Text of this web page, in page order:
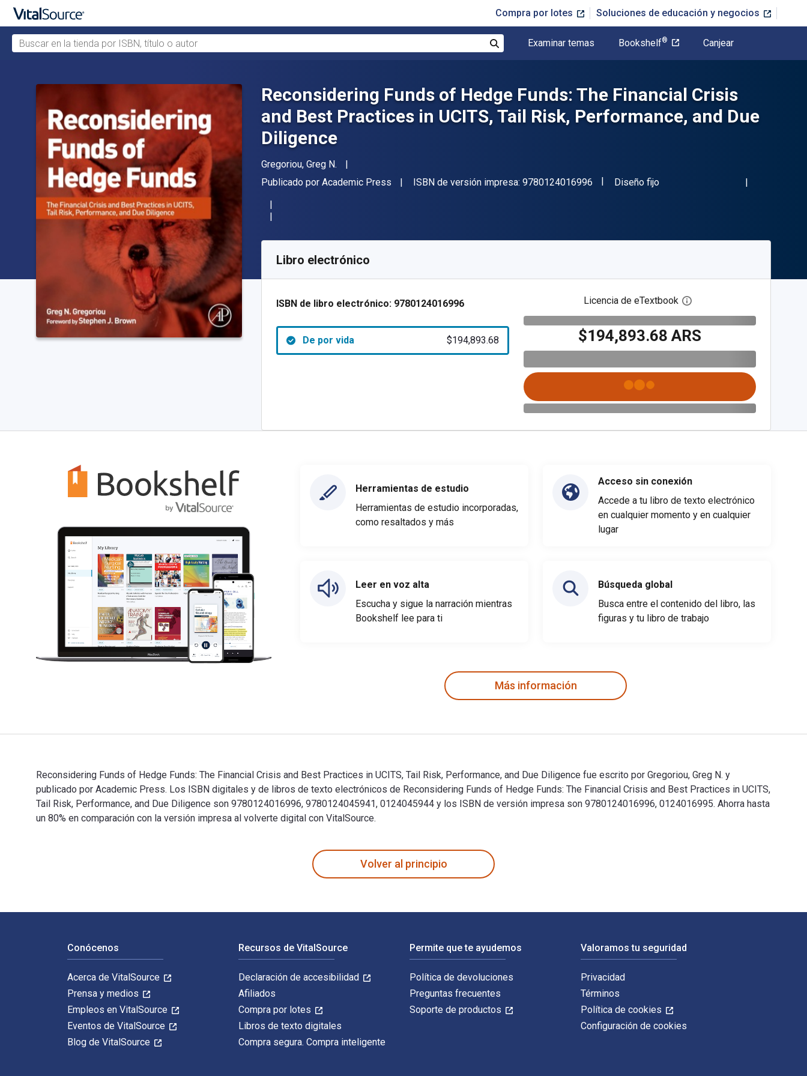
Compra por lotes Soluciones de educación y negocios
Buscar en la tienda por ISBN, título o autor
Examinar temas Bookshelf® Canjear
Reconsidering Funds of Hedge Funds: The Financial Crisis
and Best Practices in UCITS, Tail Risk, Performance, and Due
Diligence
Autor(es)
Gregoriou, Greg N.
Editor
Publicado por Academic Press ISBN de versión impresa: 9780124016996 "ISBN-13 9780124016996"
Formato
Diseño fijo
SKU:
Libro electrónico
ISBN de libro electrónico: 9780124016996
De por vida $194,893.68
Licencia de eTextbook Abre el cuadro de diálogo
$194,893.68 ARS
Herramientas de estudio
Herramientas de estudio incorporadas,
como resaltados y más
Leer en voz alta
Escucha y sigue la narración mientras
Bookshelf lee para ti
Acceso sin conexión
Accede a tu libro de texto electrónico
en cualquier momento y en cualquier
lugar
Búsqueda global
Busca entre el contenido del libro, las
figuras y tu libro de trabajo
Más información
Reconsidering Funds of Hedge Funds: The Financial Crisis and Best Practices in UCITS, Tail Risk, Performance, and Due Diligence fue escrito por Gregoriou, Greg N. y
publicado por Academic Press. Los ISBN digitales y de libros de texto electrónicos de Reconsidering Funds of Hedge Funds: The Financial Crisis and Best Practices in UCITS,
Tail Risk, Performance, and Due Diligence son 9780124016996, 9780124045941, 0124045944 y los ISBN de versión impresa son 9780124016996, 0124016995. Ahorra hasta
un 80% en comparación con la versión impresa al volverte digital con VitalSource.
Volver al principio
Conócenos
Acerca de VitalSource
Prensa y medios
Empleos en VitalSource
Eventos de VitalSource
Blog de VitalSource
Recursos de VitalSource
Declaración de accesibilidad
Afiliados
Compra por lotes
Libros de texto digitales
Compra segura. Compra inteligente
Permite que te ayudemos
Política de devoluciones
Preguntas frecuentes
Soporte de productos
Valoramos tu seguridad
Privacidad
Términos
Política de cookies
Configuración de cookies